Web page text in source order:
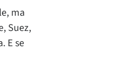
ma
Suez,
E se